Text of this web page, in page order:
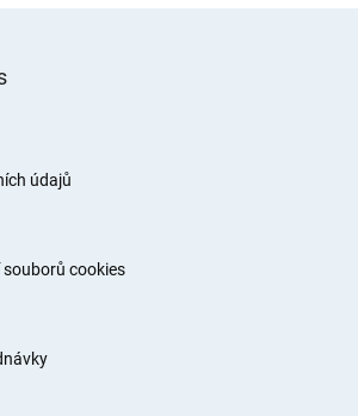
údajů
cookies